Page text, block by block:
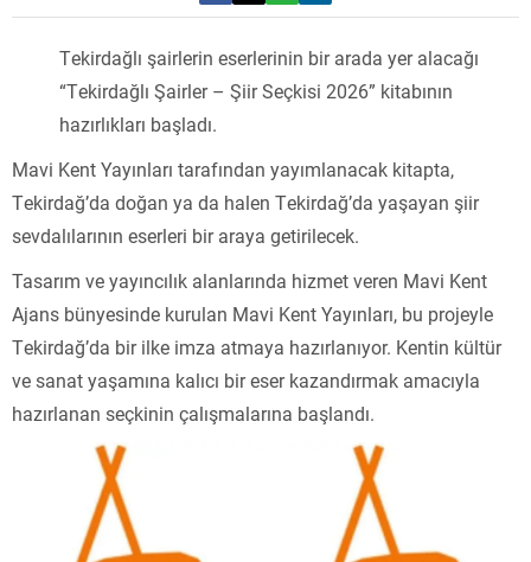
Tekirdağlı şairlerin eserlerinin bir arada yer alacağı
“Tekirdağlı Şairler – Şiir Seçkisi 2026” kitabının
hazırlıkları başladı.
Mavi Kent Yayınları tarafından yayımlanacak kitapta,
Tekirdağ’da doğan ya da halen Tekirdağ’da yaşayan şiir
sevdalılarının eserleri bir araya getirilecek.
Tasarım ve yayıncılık alanlarında hizmet veren Mavi Kent
Ajans bünyesinde kurulan Mavi Kent Yayınları, bu projeyle
Tekirdağ’da bir ilke imza atmaya hazırlanıyor. Kentin kültür
ve sanat yaşamına kalıcı bir eser kazandırmak amacıyla
hazırlanan seçkinin çalışmalarına başlandı.